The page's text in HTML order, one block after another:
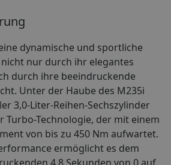
dynamische und sportliche
nur durch ihr elegantes
durch ihre beeindruckende
Unter der Haube des M235i
3,0-Liter-Reihen-Sechszylinder
Turbo-Technologie, der mit einem
von bis zu 450 Nm aufwartet.
ermöglicht es dem